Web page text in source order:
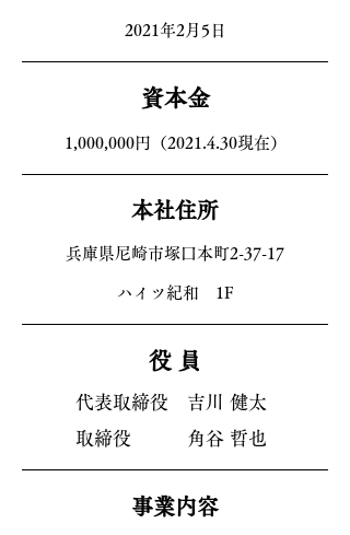
2021年2月5日
資本金
1,000,000円（2021.4.30現在）
本社住所
兵庫県尼崎市塚口本町2-37-17
ハイツ紀和 1F
役 員
代表取締役 吉川 健太
取締役 角谷 哲也
事業内容